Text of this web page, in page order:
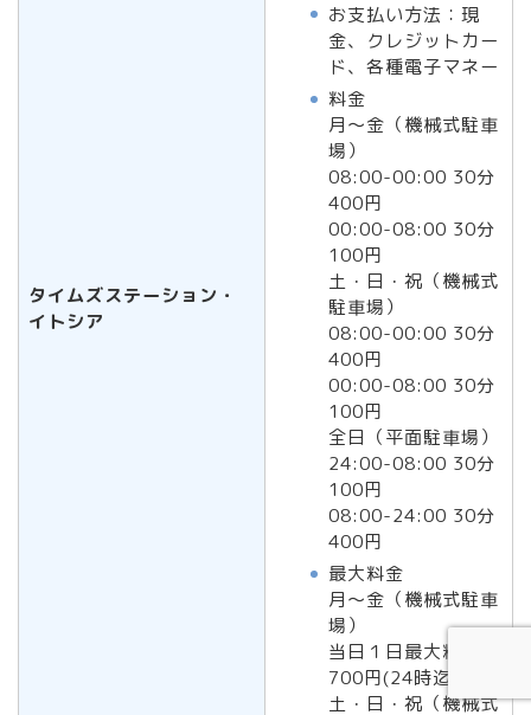
タイムズステーション・
イトシア
お支払い方法：現
金、クレジットカー
ド、各種電子マネー
料金
月～金（機械式駐車
場）
08:00-00:00 30分
400円
00:00-08:00 30分
100円
土・日・祝（機械式
駐車場）
08:00-00:00 30分
400円
00:00-08:00 30分
100円
全日（平面駐車場）
24:00-08:00 30分
100円
08:00-24:00 30分
400円
最大料金
月～金（機械式駐車
場）
当日１日最大料金1
700円(24時迄)
土・日・祝（機械式